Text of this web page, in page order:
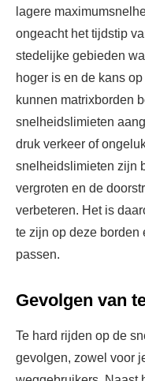
lagere
ongeacht het tijdstip
stedelijke gebieden
hoger is en de kans
kunnen matrixborden
snelheidslimieten
druk verkeer of
snelheidslimieten zijn
vergroten en de
verbeteren. Het is
te zijn op deze borden
passen.
Gevolgen van
Te hard rijden op de
gevolgen, zowel voor